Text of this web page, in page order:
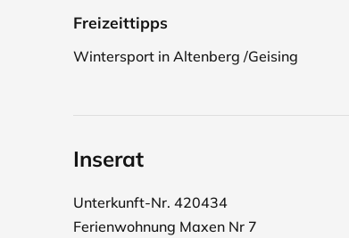
Freizeittipps
Wintersport in Altenberg /Geising
Inserat
Unterkunft-Nr. 420434
Ferienwohnung Maxen Nr 7